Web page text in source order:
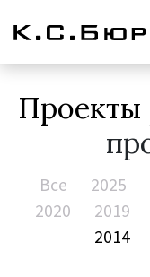
Проекты
Все 2025
2020
2019
2014